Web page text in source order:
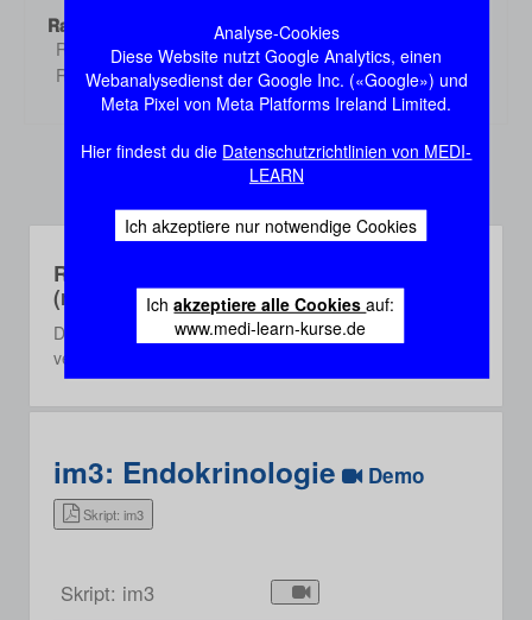
Analyse-Cookies
Diese Website nutzt Google Analytics, einen
Webanalysedienst der Google Inc. («Google») und
Meta Pixel von Meta Platforms Ireland Limited.
Hier findest du die Datenschutzrichtlinien von MEDI-
LEARN
Ich akzeptiere nur notwendige Cookies
Ichakzeptiere alle Cookiesauf:
www.medi-learn-kurse.de
Radiologie
Radiologie 1
Demo
Radiologie 2 Demo
Rec-Webinare
(recorded)
Die Rec-Webinare sind Aufzeichnungen aus einem der
vergangenen 3 Semester.
im3: Endokrinologie Demo
Skript: im3
Skript: im3